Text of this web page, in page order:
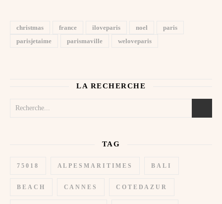
christmas france iloveparis noel
paris
parisjetaime
parismaville weloveparis
LA RECHERCHE
TAG
75018 ALPESMARITIMES BALI
BEACH CANNES COTEDAZUR